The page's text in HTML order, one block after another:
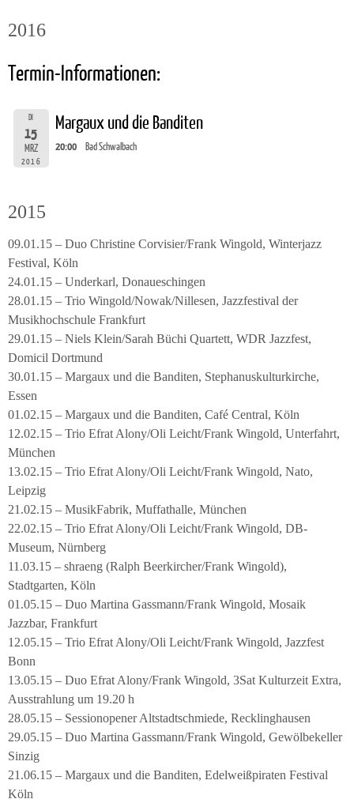
2016
Termin-Informationen:
DI
15
MRZ
2016
Margaux und die Banditen
20:00 Bad Schwalbach
2015
09.01.15 – Duo Christine Corvisier/Frank Wingold, Winterjazz
Festival, Köln
24.01.15 – Underkarl, Donaueschingen
28.01.15 – Trio Wingold/Nowak/Nillesen, Jazzfestival der
Musikhochschule Frankfurt
29.01.15 – Niels Klein/Sarah Büchi Quartett, WDR Jazzfest,
Domicil Dortmund
30.01.15 – Margaux und die Banditen, Stephanuskulturkirche,
Essen
01.02.15 – Margaux und die Banditen, Café Central, Köln
12.02.15 – Trio Efrat Alony/Oli Leicht/Frank Wingold, Unterfahrt,
München
13.02.15 – Trio Efrat Alony/Oli Leicht/Frank Wingold, Nato,
Leipzig
21.02.15 – MusikFabrik, Muffathalle, München
22.02.15 – Trio Efrat Alony/Oli Leicht/Frank Wingold, DB-
Museum, Nürnberg
11.03.15 – shraeng (Ralph Beerkircher/Frank Wingold),
Stadtgarten, Köln
01.05.15 – Duo Martina Gassmann/Frank Wingold, Mosaik
Jazzbar, Frankfurt
12.05.15 – Trio Efrat Alony/Oli Leicht/Frank Wingold, Jazzfest
Bonn
13.05.15 – Duo Efrat Alony/Frank Wingold, 3Sat Kulturzeit Extra,
Ausstrahlung um 19.20 h
28.05.15 – Sessionopener Altstadtschmiede, Recklinghausen
29.05.15 – Duo Martina Gassmann/Frank Wingold, Gewölbekeller
Sinzig
21.06.15 – Margaux und die Banditen, Edelweißpiraten Festival
Köln